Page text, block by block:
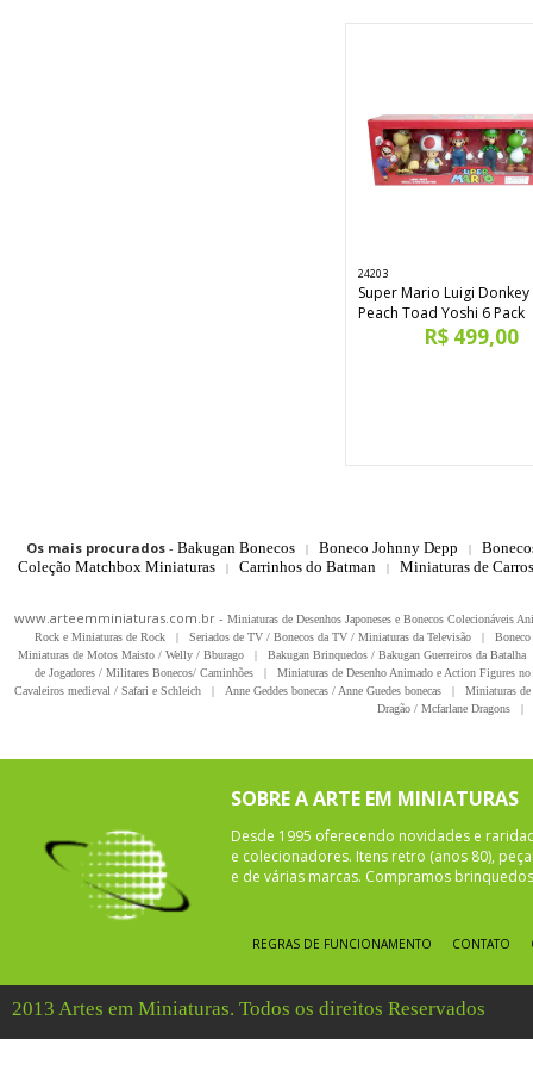
24203
Super Mario Luigi Donkey
Peach Toad Yoshi 6 Pack
R$ 499,00
Os mais procurados- Bakugan Bonecos | Boneco Johnny Depp |
Coleção Matchbox Miniaturas
| Carrinhos do Batman | Miniaturas de
www.arteemminiaturas.com.br - Miniaturas de Desenhos Japoneses e Bonecos Colecionáveis
Rock e Miniaturas de Rock
| Seriados de TV / Bonecos da TV / Miniaturas da Televisão |
Miniaturas de Motos Maisto / Welly / Bburago
| Bakugan Brinquedos / Bakugan Guerreiros da Batalha
de Jogadores / Militares Bonecos/ Caminhões
|
Miniaturas de Desenho Animado e Action Figures
Cavaleiros medieval / Safari e Schleich
| Anne Geddes bonecas / Anne Guedes bonecas |
Miniaturas
Dragão / Mcfarlane Dragons
|
SOBRE A ARTE EM MINIATURAS
Desde 1995 oferecendo novidades e
e colecionadores. Itens retro (anos 80),
e de várias marcas. Compramos
REGRAS DE FUNCIONAMENTO CONTATO
2013 Artes em Miniaturas. Todos os direitos Reservados